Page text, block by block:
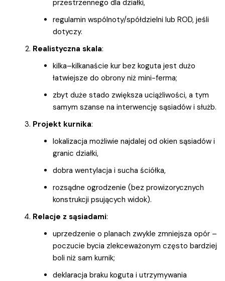
przestrzennego dla działki,
regulamin wspólnoty/spółdzielni lub ROD, jeśli
dotyczy.
Realistyczna skala:
kilka–kilkanaście kur bez koguta jest dużo
łatwiejsze do obrony niż mini-ferma;
zbyt duże stado zwiększa uciążliwości, a tym
samym szanse na interwencję sąsiadów i służb.
Projekt kurnika:
lokalizacja możliwie najdalej od okien sąsiadów i
granic działki,
dobra wentylacja i sucha ściółka,
rozsądne ogrodzenie (bez prowizorycznych
konstrukcji psujących widok).
Relacje z sąsiadami:
uprzedzenie o planach zwykle zmniejsza opór –
poczucie bycia zlekceważonym często bardziej
boli niż sam kurnik;
deklaracja braku koguta i utrzymywania